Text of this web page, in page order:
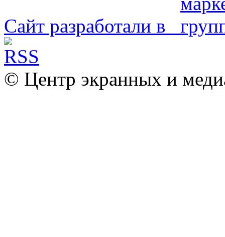
Сайт разработали в
© Центр экранных и